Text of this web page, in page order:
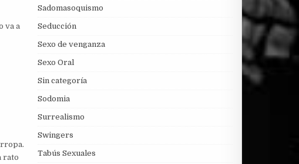
va a
rato
Sadomasoquismo
Seducción
Sexo de venganza
Sexo Oral
Sin categoría
Sodomia
Surrealismo
Swingers
Tabús Sexuales